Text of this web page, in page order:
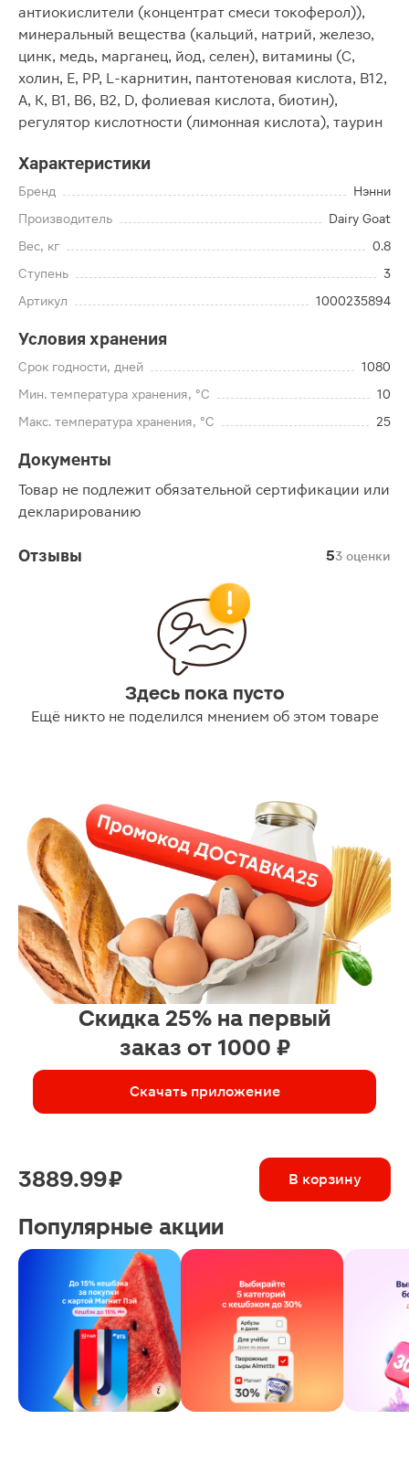
антиокислители (концентрат смеси токоферол)),
минеральный вещества (кальций, натрий, железо,
цинк, медь, марганец, йод, селен), витамины (C,
холин, E, PP, L-карнитин, пантотеновая кислота, B12,
A, K, B1, B6, B2, D, фолиевая кислота, биотин),
регулятор кислотности (лимонная кислота), таурин
Характеристики
Бренд
Нэнни
Производитель
Dairy Goat
Вес, кг
0.8
Ступень
3
Артикул
1000235894
Условия хранения
Срок годности, дней
1080
Мин. температура хранения, °C
10
Макс. температура хранения, °C
25
Документы
Товар не подлежит обязательной сертификации или
декларированию
Отзывы 53 оценки
Здесь пока пусто
Ещё никто не поделился мнением об этом товаре
Скидка 25% на первый
заказ от 1000 ₽
Скачать приложение
3889.99 ₽ В корзину
Популярные акции